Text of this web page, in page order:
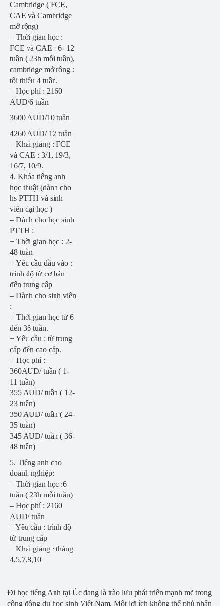
Cambridge ( FCE,
CAE và Cambridge
mở rộng)
– Thời gian học :
FCE và CAE : 6- 12
tuần ( 23h mỗi tuần),
cambridge mở rông :
tối thiểu 4 tuần.
– Học phí : 2160
AUD/6 tuần
3600 AUD/10 tuần
4260 AUD/ 12 tuần
– Khai giảng : FCE
và CAE : 3/1, 19/3,
16/7, 10/9.
4. Khóa tiếng anh
học thuật (dành cho
hs PTTH và sinh
viên đại học )
– Dành cho học sinh
PTTH :
+ Thời gian học : 2-
48 tuần
+ Yêu cầu đầu vào :
trình độ từ cơ bản
đến trung cấp
– Dành cho sinh viên
:
+ Thời gian học từ 6
đến 36 tuần.
+ Yêu cầu : từ trung
cấp đến cao cấp.
+ Học phí :
360AUD/ tuần ( 1-
11 tuần)
355 AUD/ tuần ( 12-
23 tuần)
350 AUD/ tuần ( 24-
35 tuần)
345 AUD/ tuần ( 36-
48 tuần)
5. Tiếng anh cho
doanh nghiệp:
– Thời gian học :6
tuần ( 23h mỗi tuần)
– Học phí : 2160
AUD/ tuần
– Yêu cầu : trình độ
từ trung cấp
– Khai giảng : tháng
4,5,7,8,10
Đi học tiếng Anh tại Úc đang là trào lưu phát triển mạnh mẽ trong
cộng đồng du học sinh Việt Nam. Một lợi ích không thể phủ nhận